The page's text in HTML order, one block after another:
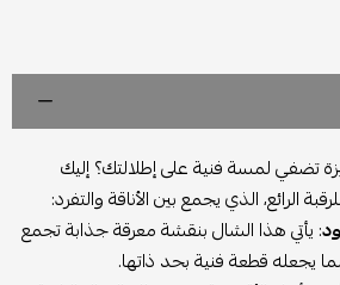
تضفي لمسة فنية على إطلالتك؟ إليك
الرائع، الذي يجمع بين الأناقة والتفرد:
: يأتي هذا الشال بنقشة معرقة جذابة تجمع
يجعله قطعة فنية بحد ذاتها.